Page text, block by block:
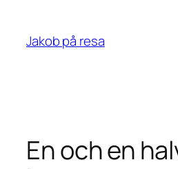
content
Jakob på resa
En och en